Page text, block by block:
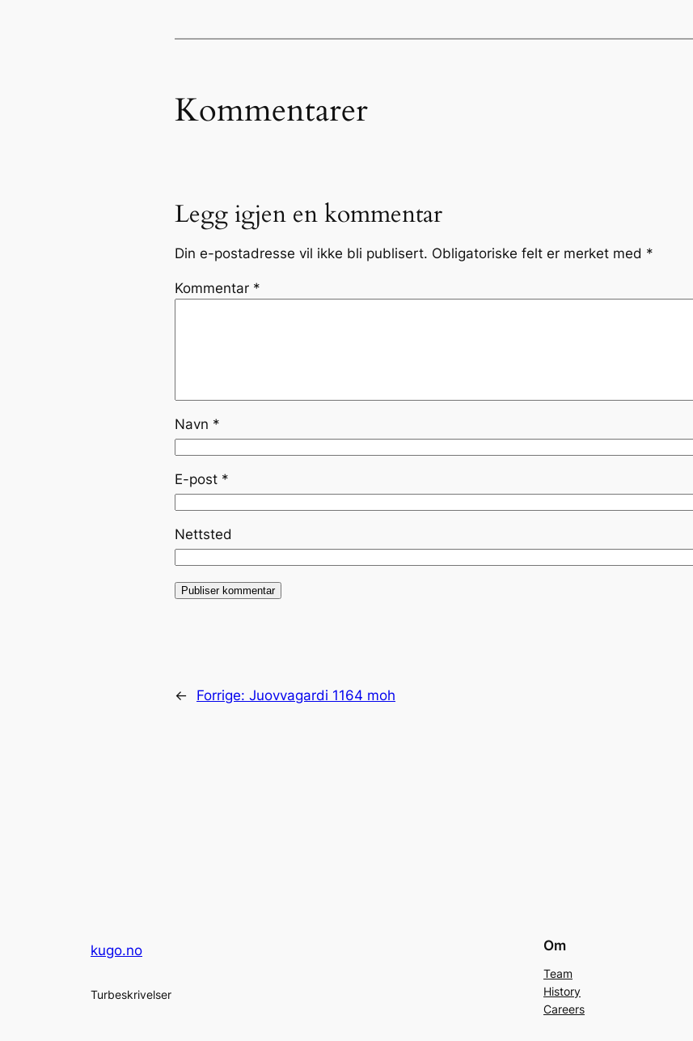
Kommentarer
Legg igjen en kommentar
Din e-postadresse vil ikke bli publisert. Obligatoriske felt er merket med *
Kommentar *
Navn *
E-post *
Nettsted
← Forrige: Juovvagardi 1164 moh
kugo.no
Turbeskrivelser
Om
Team
History
Careers